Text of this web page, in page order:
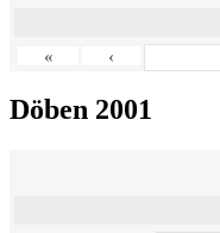
« ‹
Döben 2001